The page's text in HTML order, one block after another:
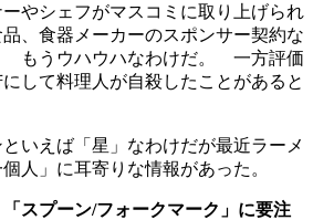
やシェフがマスコミに取り上げられ
、食器メーカーのスポンサー契約な
もうウハウハなわけだ。 一方評価
して料理人が自殺したことがあると
いえば「星」なわけだが最近ラーメ
人」に耳寄りな情報があった。
「スプーン/フォークマーク」に要注